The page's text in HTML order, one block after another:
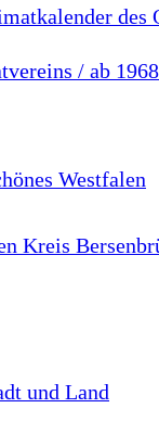
des
/ ab
Westfalen
Kreis
und Land